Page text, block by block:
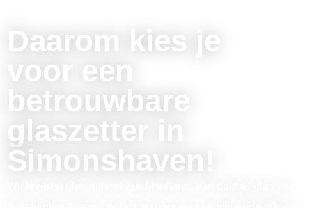
Daarom kies je
voor een
betrouwbare
glaszetter in
Simonshaven!